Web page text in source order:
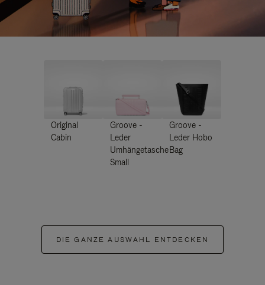
Original
Cabin
Groove -
Leder
Umhängetasche
Small
Groove -
Leder Hobo
Bag
DIE GANZE AUSWAHL ENTDECKEN